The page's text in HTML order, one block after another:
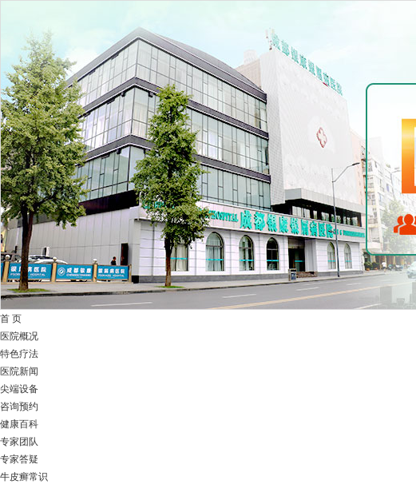
首 页
医院概况
特色疗法
医院新闻
尖端设备
咨询预约
健康百科
专家团队
专家答疑
牛皮癣常识